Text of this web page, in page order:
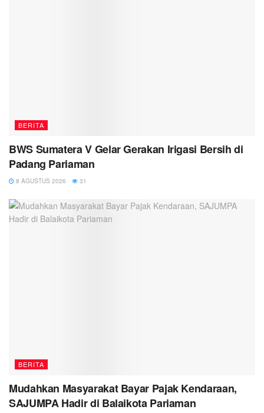
BERITA
BWS Sumatera V Gelar Gerakan Irigasi Bersih di
Padang Pariaman
8 AGUSTUS 2026 31
BERITA
Mudahkan Masyarakat Bayar Pajak Kendaraan,
SAJUMPA Hadir di Balaikota Pariaman